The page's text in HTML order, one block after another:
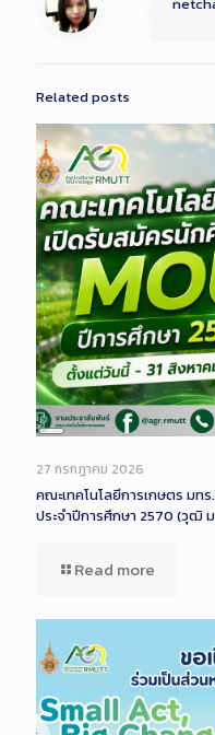
Related posts
Long
Description
27 กรกฎาคม 2026
คณะเทคโนโลยีการเกษตร ม
ประจำปีการศึกษา 2570 (วุฒิ
Read more